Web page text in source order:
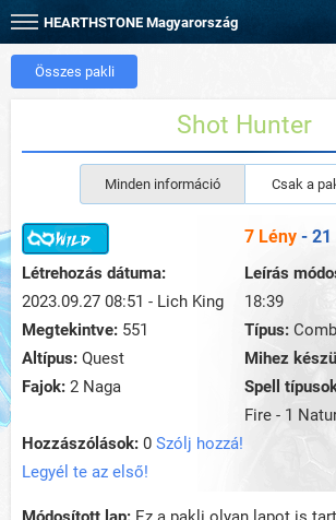
HEARTHSTONE Magyarország
Összes pakli
Shot Hunter
Minden információ Csak a
7 Lény - 21
Létrehozás dátuma:
2023.09.27 08:51 - Lich King
Leírás
18:39
Megtekintve: 551 Típus:
Altípus: Quest Mihez
Fajok: 2 Naga Spell
Fire - 1
Hozzászólások: 0 Szólj hozzá!
Legyél te az első!